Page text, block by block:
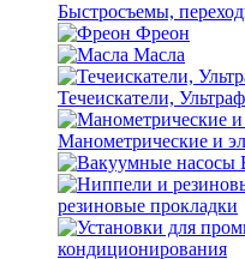
Быстросъемы,
Фреон
Масла
Течеискатели,
Манометрические и
резиновые прокладки